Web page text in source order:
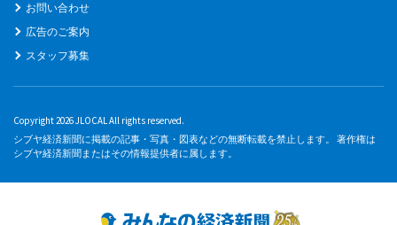
お問い合わせ
広告のご案内
スタッフ募集
Copyright 2026 JLOCAL All rights reserved.
シブヤ経済新聞に掲載の記事・写真・図表などの無断転載を禁止します。 著作権は
シブヤ経済新聞またはその情報提供者に属します。